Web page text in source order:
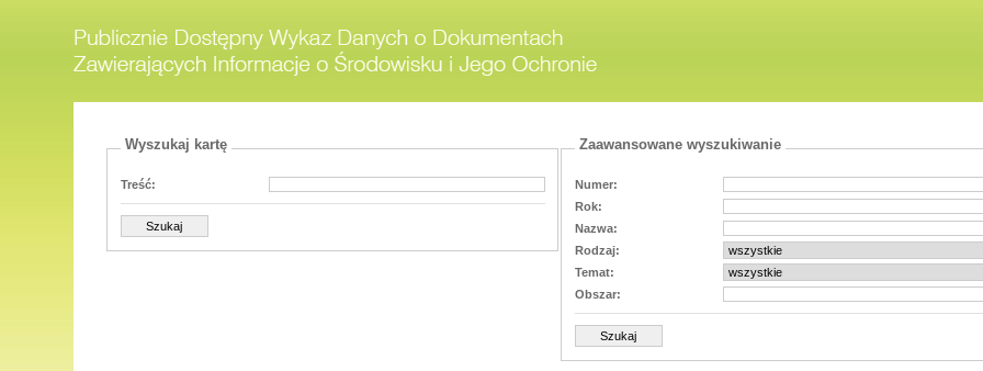
Wyszukaj kartę
Treść:
Zaawansowane wyszukiwanie
Numer:
Rok:
Nazwa:
Rodzaj:
Temat:
Obszar: